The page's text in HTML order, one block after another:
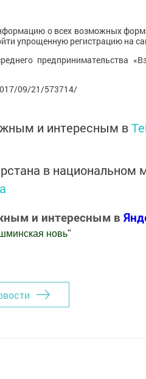
о всех возможных
упрощенную регистрацию на
предпринимательства
09/21/573714/
и интересным в
в
и интересным в
новь"